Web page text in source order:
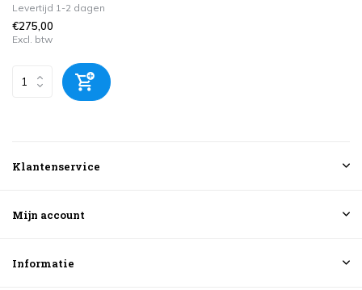
Levertijd 1-2 dagen
€275,00
Excl. btw
Klantenservice
Mijn account
Informatie